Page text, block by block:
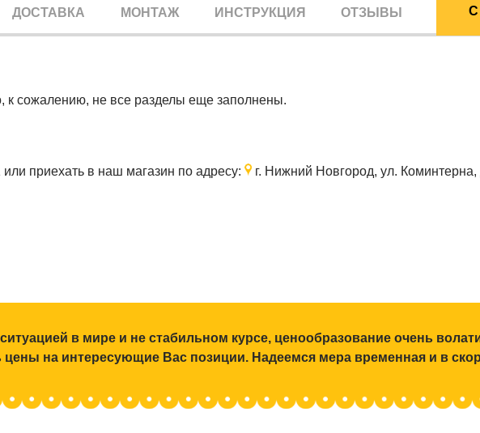
ДОСТАВКА МОНТАЖ ИНСТРУКЦИЯ ОТЗЫВЫ
к сожалению, не все разделы еще заполнены.
или приехать в наш магазин по адресу:
г. Нижний Новгород, ул.
в мире и не стабильном курсе, ценообразование очень
цены на интересующие Вас позиции. Надеемся мера временная и в